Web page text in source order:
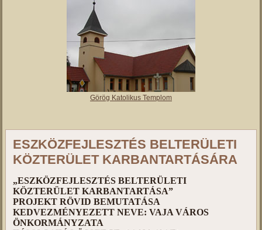
Görög Katolikus Templom
ESZKÖZFEJLESZTÉS BELTERÜLETI
KÖZTERÜLET KARBANTARTÁSÁRA
„ESZKÖZFEJLESZTÉS BELTERÜLETI
KÖZTERÜLET KARBANTARTÁSA”
PROJEKT RÖVID BEMUTATÁSA
KEDVEZMÉNYEZETT NEVE: VAJA VÁROS
ÖNKORMÁNYZATA